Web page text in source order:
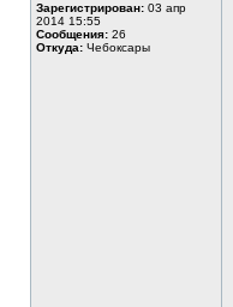
Зарегистрирован: 03 апр
2014 15:55
Сообщения: 26
Откуда: Чебоксары